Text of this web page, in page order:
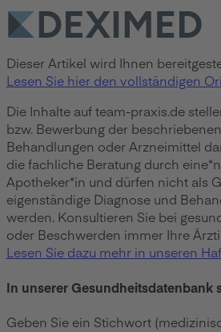
Dieser Artikel wird Ihnen
Lesen Sie hier den vollständigen
Die Inhalte auf team-praxis.de
bzw. Bewerbung der
Behandlungen oder Arzneimittel
die fachliche Beratung durch
Apotheker*in und dürfen nicht als
eigenständige Diagnose und
werden. Konsultieren Sie bei
oder Beschwerden immer Ihre
Lesen Sie dazu mehr in unseren
In unserer Gesundheitsdatenbank
Geben Sie ein Stichwort